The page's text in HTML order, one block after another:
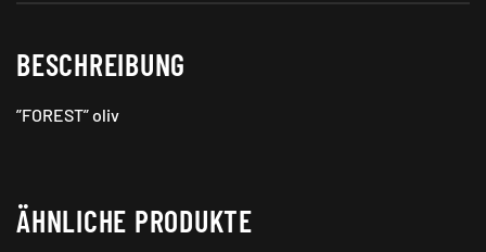
BESCHREIBUNG
”FOREST” oliv
ÄHNLICHE PRODUKTE